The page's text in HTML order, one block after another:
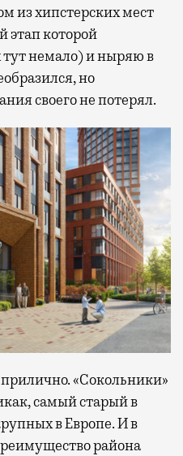
из хипстерских мест
этап которой
тут немало) и ныряю в
но
своего не потерял.
«Сокольники»
самый старый в
в Европе. И в
района